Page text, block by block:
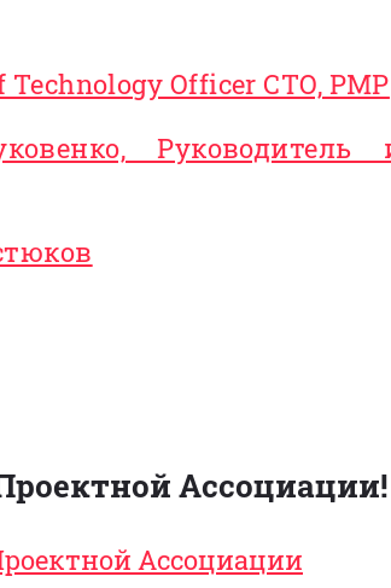
Officer СTO, PMP
Руководитель
Ассоциации!
Ассоциации